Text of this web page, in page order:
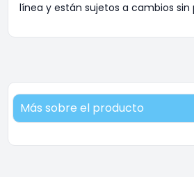
línea y están sujetos a cambios sin
Más sobre el producto